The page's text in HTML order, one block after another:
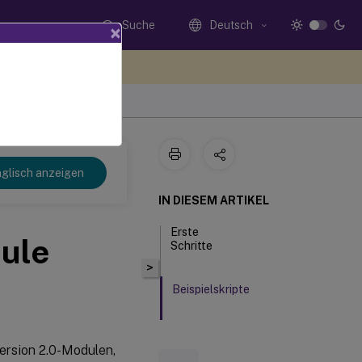
Suche Deutsch
anzeigen
2.0-Modulen,
>
IN DIESEM ARTIKEL
Erste
Schritte
Beispielskripte
×